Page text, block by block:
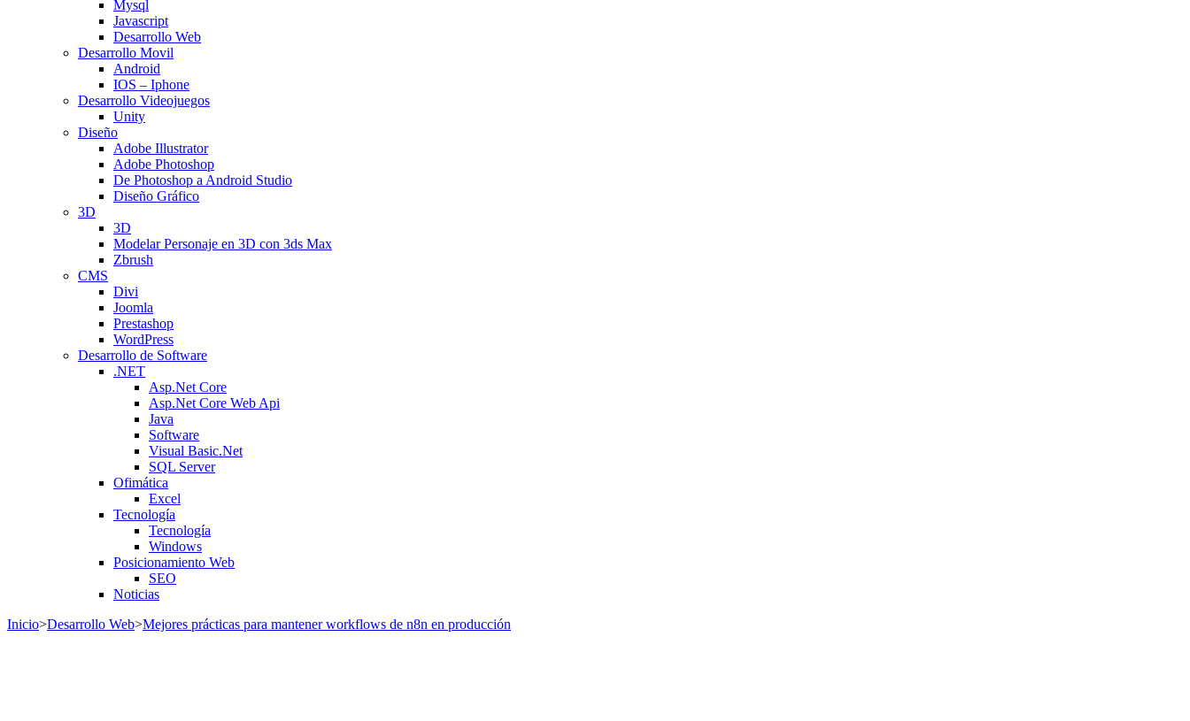
Mysql
Javascript
Desarrollo Web
Desarrollo Movil
Android
IOS – Iphone
Desarrollo Videojuegos
Unity
Diseño
Adobe Illustrator
Adobe Photoshop
De Photoshop a Android Studio
Diseño Gráfico
3D
3D
Modelar Personaje en 3D con 3ds Max
Zbrush
CMS
Divi
Joomla
Prestashop
WordPress
Desarrollo de Software
.NET
Asp.Net Core
Asp.Net Core Web Api
Java
Software
Visual Basic.Net
SQL Server
Ofimática
Excel
Tecnología
Tecnología
Windows
Posicionamiento Web
SEO
Noticias
Inicio>Desarrollo Web>Mejores prácticas para mantener workflows de n8n en producción